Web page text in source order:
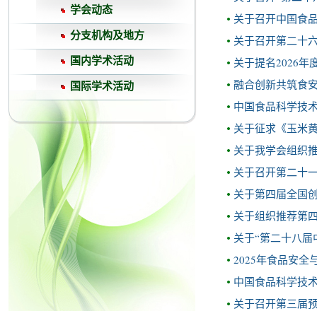
学会动态
分支机构及地方
国内学术活动
国际学术活动
关于召开中国食
关于召开第二十
关于提名2026年
融合创新共筑食
中国食品科学技
关于征求《玉米
关于我学会组织
关于召开第二十
关于第四届全国
关于组织推荐第
关于“第二十八
2025年食品安全
中国食品科学技
关于召开第三届